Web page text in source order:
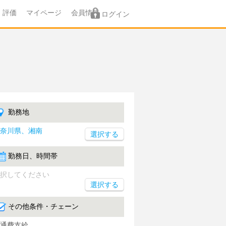
評価 マイページ 会員情報 ログイン
勤務地
川県、湘南
勤務日、時間帯
してください
選択する
その他条件・チェーン